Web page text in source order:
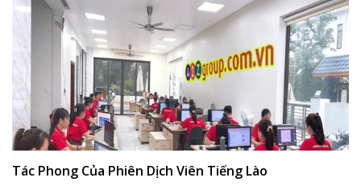
Tác Phong Của Phiên Dịch Viên Tiếng Lào